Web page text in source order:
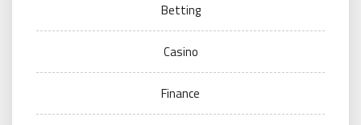
Betting
Casino
Finance